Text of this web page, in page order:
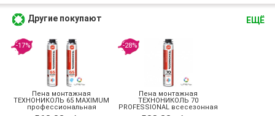
ЕЩЁ
Другие покупают
-17%
Пена монтажная
ТЕХНОНИКОЛЬ 65 MAXIMUM
профессиональная
всесезонная
-28%
Пена монтажная
ТЕХНОНИКОЛЬ 70
PROFESSIONAL всесезонная